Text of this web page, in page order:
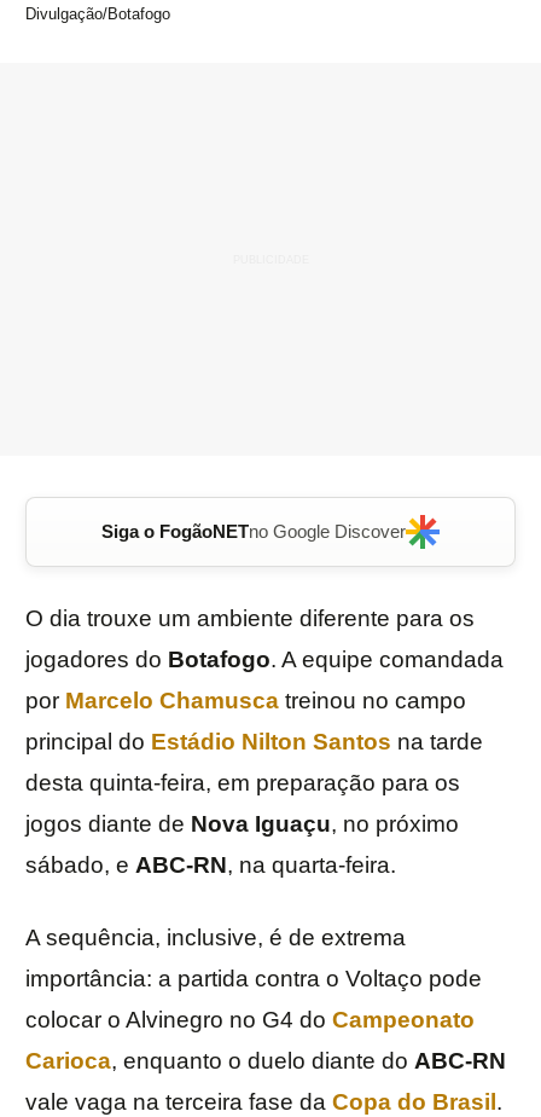
Divulgação/Botafogo
Siga o FogãoNETno Google Discover
O dia trouxe um ambiente diferente para os
jogadores do Botafogo. A equipe comandada
por Marcelo Chamusca treinou no campo
principal do Estádio Nilton Santos na tarde
desta quinta-feira, em preparação para os
jogos diante de Nova Iguaçu, no próximo
sábado, e ABC-RN, na quarta-feira.
A sequência, inclusive, é de extrema
importância: a partida contra o Voltaço pode
colocar o Alvinegro no G4 do Campeonato
Carioca, enquanto o duelo diante do ABC-RN
vale vaga na terceira fase da Copa do Brasil .